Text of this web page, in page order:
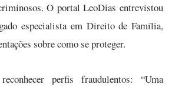
O portal LeoDias entrevistou
especialista em Direito de Família,
sobre como se proteger.
perfis fraudulentos: “Uma